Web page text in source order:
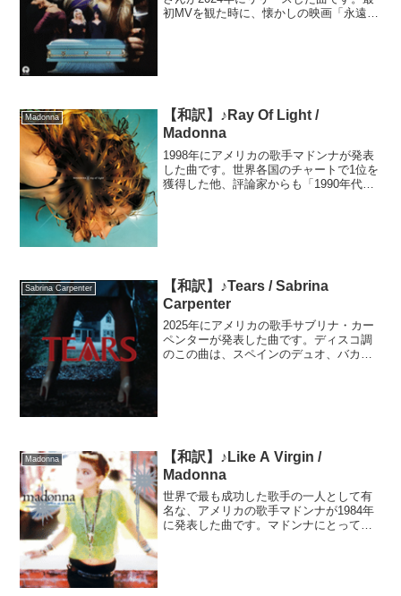
初MVを観た時に、懐かしの映画「永遠に
Madonna
【和訳】♪Ray Of Light /
Madonna
1998年にアメリカの歌手マドンナが発表
した曲です。世界各国のチャートで1位を
獲得した他、評論家からも「1990年代を
Sabrina Carpenter
【和訳】♪Tears / Sabrina
Carpenter
2025年にアメリカの歌手サブリナ・カー
ペンターが発表した曲です。ディスコ調
のこの曲は、スペインのデュオ、バカラ
Madonna
【和訳】♪Like A Virgin /
Madonna
世界で最も成功した歌手の一人として有
名な、アメリカの歌手マドンナが1984年
に発表した曲です。マドンナにとって初